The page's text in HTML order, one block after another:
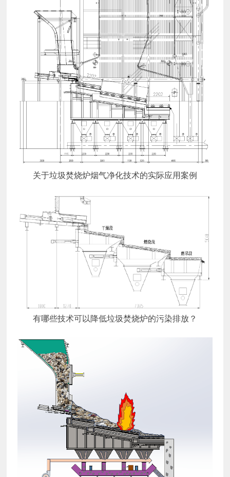
关于垃圾焚烧炉烟气净化技术的实际应用案例
有哪些技术可以降低垃圾焚烧炉的污染排放？